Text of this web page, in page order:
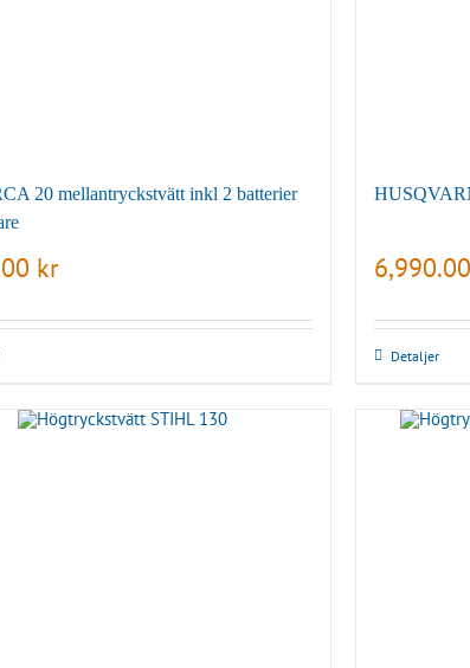
20 mellantryckstvätt inkl 2 batterier
kr 6,990.00
Detaljer